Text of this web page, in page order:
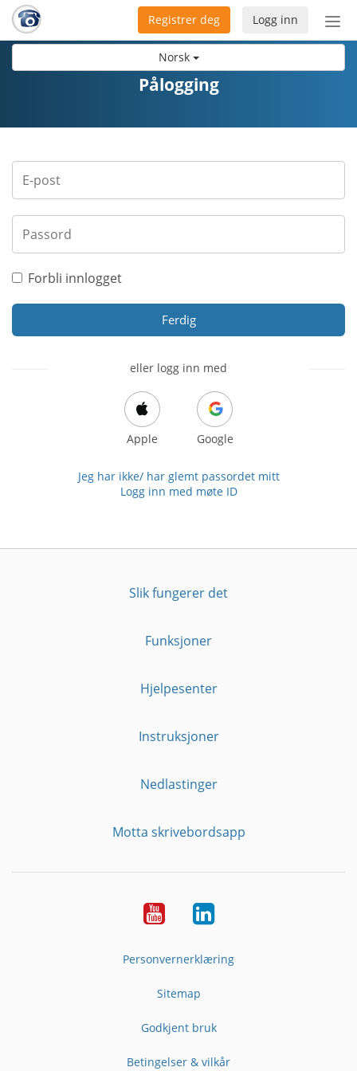
Norsk
Bytt
Logg inn
Registrer deg
Pålogging
Forbli innlogget
Ferdig
eller logg inn med
Apple Google
Jeg har ikke/ har glemt passordet mitt
Logg inn med møte ID
Slik fungerer det
Funksjoner
Hjelpesenter
Instruksjoner
Nedlastinger
Motta skrivebordsapp
YouTubeLinkedin
Personvernerklæring
Sitemap
Godkjent bruk
Betingelser & vilkår